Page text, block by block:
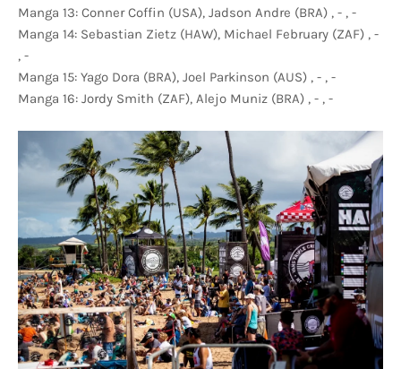
Manga 13: Conner Coffin (USA), Jadson Andre (BRA) , - , -
Manga 14: Sebastian Zietz (HAW), Michael February (ZAF) , -
, -
Manga 15: Yago Dora (BRA), Joel Parkinson (AUS) , - , -
Manga 16: Jordy Smith (ZAF), Alejo Muniz (BRA) , - , -